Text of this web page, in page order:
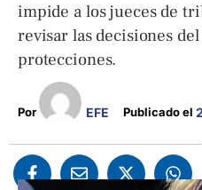
impide a los jueces de
revisar las decisiones
protecciones.
Por EFE Publicado el